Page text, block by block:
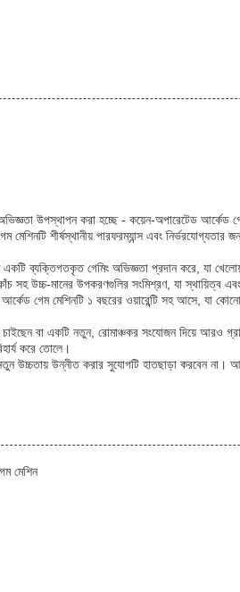
উপস্থাপন করা হচ্ছে - কয়েন-অপারেটেড
শীর্ষস্থানীয় পারফরম্যান্স এবং
ব্যক্তিগতকৃত গেমিং অভিজ্ঞতা প্রদান করে, যা
সহ উচ্চ-মানের উপকরণগুলির সংমিশ্রণ, যা স্থায়িত্ব
গেম মেশিনটি ১ বছরের ওয়ারেন্টি সহ আসে, যা
বা একটি নতুন, রোমাঞ্চকর সংযোজন দিয়ে আরও
করে তোলে।
উচ্চতায় উন্নীত করার সুযোগটি হাতছাড়া করবেন
মেশিন